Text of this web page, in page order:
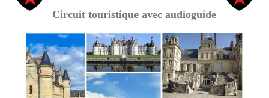
Circuit touristique avec audioguide